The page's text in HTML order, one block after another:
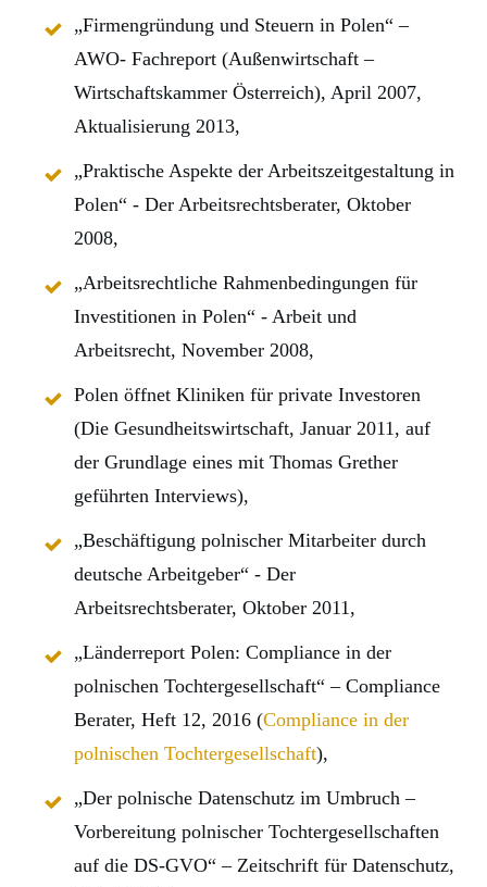
„Firmengründung und Steuern in Polen“ –
AWO- Fachreport (Außenwirtschaft –
Wirtschaftskammer Österreich), April 2007,
Aktualisierung 2013,
„Praktische Aspekte der Arbeitszeitgestaltung in
Polen“ - Der Arbeitsrechtsberater, Oktober
2008,
„Arbeitsrechtliche Rahmenbedingungen für
Investitionen in Polen“ - Arbeit und
Arbeitsrecht, November 2008,
Polen öffnet Kliniken für private Investoren
(Die Gesundheitswirtschaft, Januar 2011, auf
der Grundlage eines mit Thomas Grether
geführten Interviews),
„Beschäftigung polnischer Mitarbeiter durch
deutsche Arbeitgeber“ - Der
Arbeitsrechtsberater, Oktober 2011,
„Länderreport Polen: Compliance in der
polnischen Tochtergesellschaft“ – Compliance
Berater, Heft 12, 2016 (Compliance in der
polnischen Tochtergesellschaft),
„Der polnische Datenschutz im Umbruch –
Vorbereitung polnischer Tochtergesellschaften
auf die DS-GVO“ – Zeitschrift für Datenschutz,